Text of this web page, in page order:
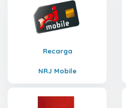
Recarga
NRJ Mobile